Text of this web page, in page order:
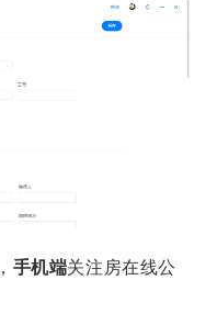
手机端关注房在线公